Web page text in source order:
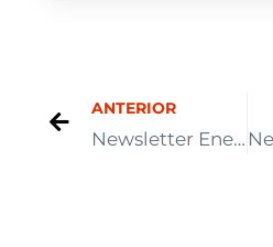
ANTERIOR
Newsletter Enero 2025